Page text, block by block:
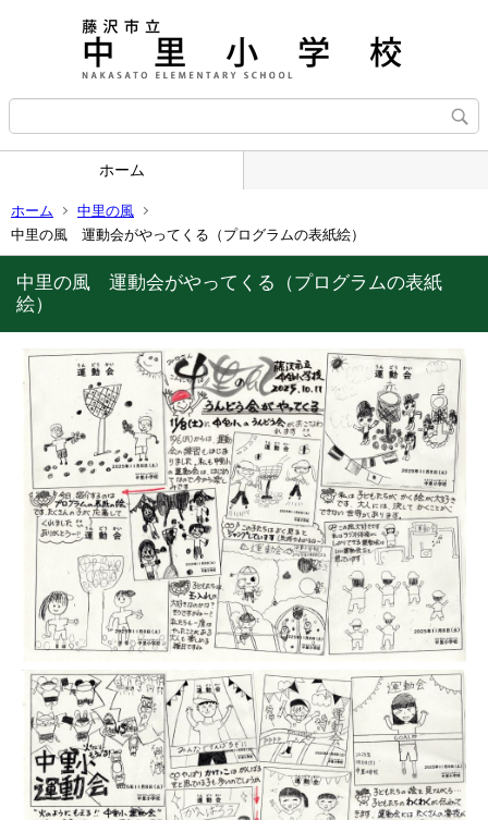
ホーム
ホーム
中里の風
中里の風 運動会がやってくる（プログラムの表紙絵）
中里の風 運動会がやってくる（プログラムの表紙
絵）